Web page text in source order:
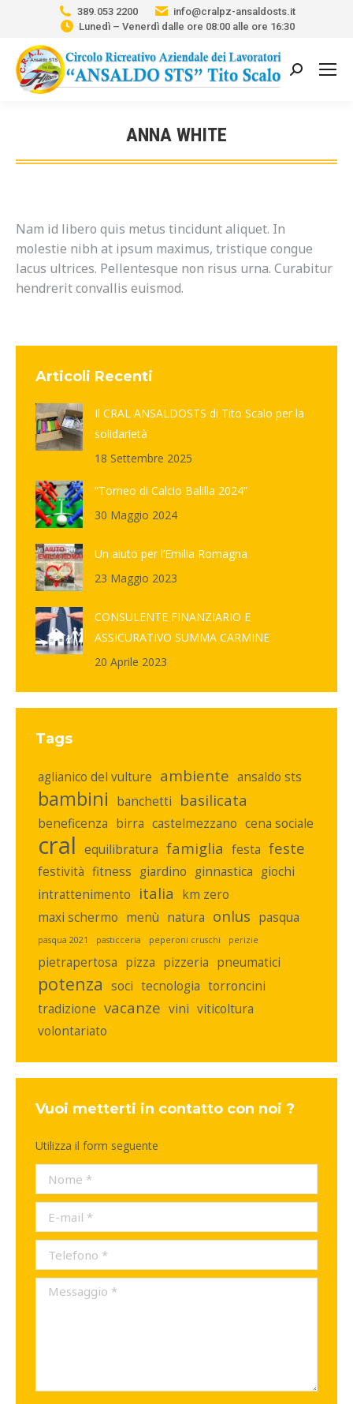
389.053 2200
info@cralpz-ansaldosts.it
Lunedì – Venerdì dalle ore 08:00 alle ore 16:30
Cerca:
ANNA WHITE
Tu sei qui:
Nam id libero quis metus tincidunt aliquet. In
molestie nibh at ipsum maximus, tristique congue
lacus ultrices. Pellentesque non risus urna. Curabitur
hendrerit convallis euismod.
Articoli Recenti
Il CRAL ANSALDOSTS di Tito Scalo per la
solidarietà
18 Settembre 2025
“Torneo di Calcio Balilla 2024”
30 Maggio 2024
Un aiuto per l’Emilia Romagna
23 Maggio 2023
CONSULENTE FINANZIARIO E
ASSICURATIVO SUMMA CARMINE
20 Aprile 2023
Tags
aglianico del vulture ambiente ansaldo sts
bambini banchetti basilicata
beneficenza birra castelmezzano cena sociale
cral equilibratura famiglia festa feste
festività fitness giardino ginnastica giochi
intrattenimento italia km zero
maxi schermo menù natura onlus pasqua
pasqua 2021 pasticceria peperoni cruschi perizie
pietrapertosa pizza pizzeria pneumatici
potenza soci tecnologia torroncini
tradizione vacanze vini viticoltura
volontariato
Vuoi metterti in contatto con noi ?
Utilizza il form seguente
Nome *
E-mail *
Telefono *
Messaggio *